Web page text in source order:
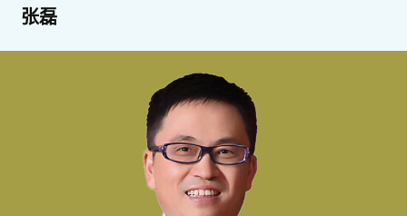
张磊